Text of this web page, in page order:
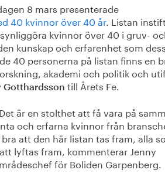
8 mars presenterade
40 kvinnor över 40 år. Listan
kvinnor över 40 i gruv-
kunskap och erfarenhet som
40 personerna på listan finns en
akademi och politik och
Gotthardsson till Årets Fe.
är en stolthet att få vara på
och erfarna kvinnor från
att den här listan tas fram, alla
lyftas fram, kommenterar Jenny
för Boliden Garpenberg.